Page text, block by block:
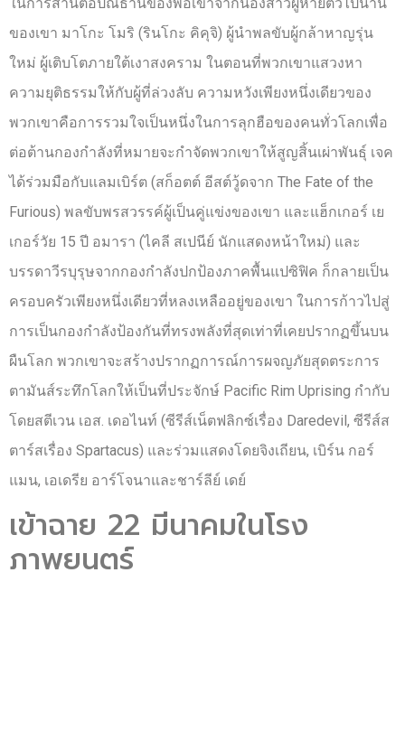
ในการสานต่อปณิธานของพ่อเขาจากน้องสาวผู้หายตัวไปนาน
ของเขา มาโกะ โมริ (รินโกะ คิคุจิ) ผู้นำพลขับผู้กล้าหาญรุ่น
ใหม่ ผู้เติบโตภายใต้เงาสงคราม ในตอนที่พวกเขาแสวงหา
ความยุติธรรมให้กับผู้ที่ล่วงลับ ความหวังเพียงหนึ่งเดียวของ
พวกเขาคือการรวมใจเป็นหนึ่งในการลุกฮือของคนทั่วโลกเพื่อ
ต่อต้านกองกำลังที่หมายจะกำจัดพวกเขาให้สูญสิ้นเผ่าพันธุ์ เจค
ได้ร่วมมือกับแลมเบิร์ต (สก็อตต์ อีสต์วู้ดจาก The Fate of the
Furious) พลขับพรสวรรค์ผู้เป็นคู่แข่งของเขา และแฮ็กเกอร์ เย
เกอร์วัย 15 ปี อมารา (ไคลี สเปนีย์ นักแสดงหน้าใหม่) และ
บรรดาวีรบุรุษจากกองกำลังปกป้องภาคพื้นแปซิฟิค ก็กลายเป็น
ครอบครัวเพียงหนึ่งเดียวที่หลงเหลืออยู่ของเขา ในการก้าวไปสู่
การเป็นกองกำลังป้องกันที่ทรงพลังที่สุดเท่าที่เคยปรากฏขึ้นบน
ผืนโลก พวกเขาจะสร้างปรากฏการณ์การผจญภัยสุดตระการ
ตามันส์ระทึกโลกให้เป็นที่ประจักษ์ Pacific Rim Uprising กำกับ
โดยสตีเวน เอส. เดอไนท์ (ซีรีส์เน็ตฟลิกซ์เรื่อง Daredevil, ซีรีส์ส
ตาร์สเรื่อง Spartacus) และร่วมแสดงโดยจิงเถียน, เบิร์น กอร์
แมน, เอเดรีย อาร์โจนาและชาร์ลีย์ เดย์
เข้าฉาย 22 มีนาคมในโรง
ภาพยนตร์